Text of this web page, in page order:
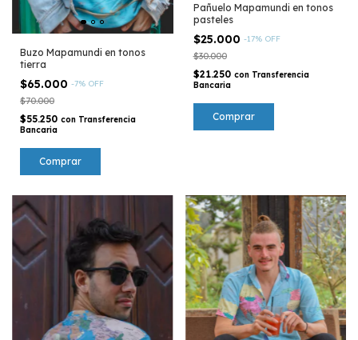
Buzo Mapamundi en tonos
tierra
$65.000 -7% OFF
$70.000
$55.250 con Transferencia
Bancaria
Comprar
Pañuelo Mapamundi en tonos
pasteles
$25.000 -17% OFF
$30.000
$21.250 con Transferencia
Bancaria